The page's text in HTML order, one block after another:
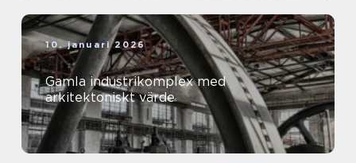
10. januari 2026
Gamla industrikomplex med
arkitektoniskt värde